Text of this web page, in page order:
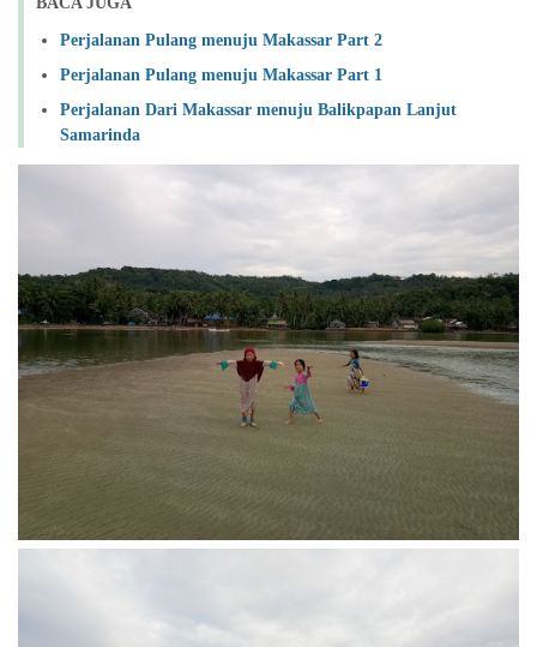
Perjalanan Pulang menuju Makassar Part 2
Perjalanan Pulang menuju Makassar Part 1
Perjalanan Dari Makassar menuju Balikpapan Lanjut
Samarinda